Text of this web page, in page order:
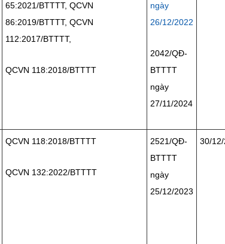
65:2021/BTTTT, QCVN
86:2019/BTTTT, QCVN
112:2017/BTTTT,
QCVN 118:2018/BTTTT
ngày
26/12/2022
2042/QĐ-
BTTTT
ngày
27/11/2024
QCVN 118:2018/BTTTT
QCVN 132:2022/BTTTT
2521/QĐ-
BTTTT
ngày
25/12/2023
30/